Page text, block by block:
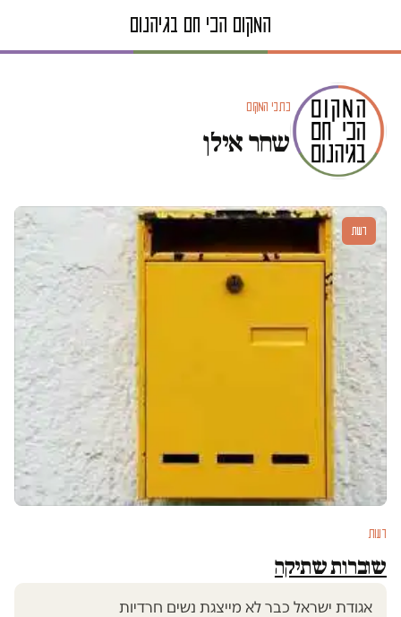
כתבי המקום
שחר אילן
דעות
דעות
שוברות שתיקה
אגודת ישראל כבר לא מייצגת נשים חרדיות